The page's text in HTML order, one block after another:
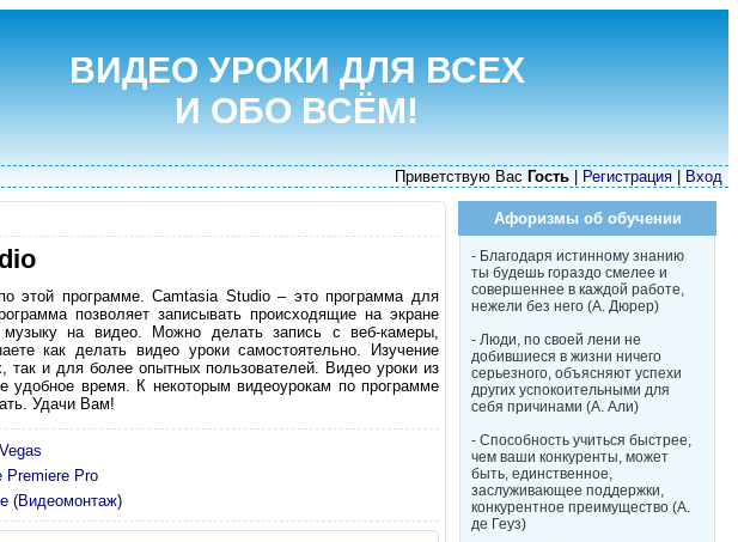
ВИДЕО УРОКИ ДЛЯ ВСЕХ
И ОБО ВСЁМ!
Приветствую Вас Гость Регистрация Вход
этой программе. Camtasia Studio – это программа для
позволяет записывать происходящие на экране
музыку на видео. Можно делать запись с веб-камеры,
как делать видео уроки самостоятельно. Изучение
и для более опытных пользователей. Видео уроки из
время. К некоторым видеоурокам по программе
Удачи Вам!
Premiere Pro
(Видеомонтаж)
Афоризмы об обучении
- Благодаря истинному знанию
ты будешь гораздо смелее и
совершеннее в каждой работе,
нежели без него (А. Дюрер)
- Люди, по своей лени не
добившиеся в жизни ничего
серьезного, объясняют успехи
других успокоительными для
себя причинами (А. Али)
- Способность учиться быстрее,
чем ваши конкуренты, может
быть, единственное,
заслуживающее поддержки,
конкурентное преимущество (А.
де Геуз)